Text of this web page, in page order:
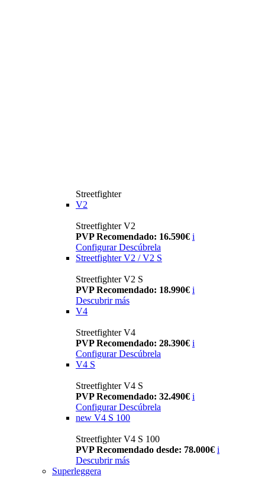
Streetfighter
V2
Streetfighter V2
PVP Recomendado: 16.590€ i
Configurar Descúbrela
Streetfighter V2 / V2 S
Streetfighter V2 S
PVP Recomendado: 18.990€ i
Descubrir más
V4
Streetfighter V4
PVP Recomendado: 28.390€ i
Configurar Descúbrela
V4 S
Streetfighter V4 S
PVP Recomendado: 32.490€ i
Configurar Descúbrela
new V4 S 100
Streetfighter V4 S 100
PVP Recomendado desde: 78.000€ i
Descubrir más
Superleggera